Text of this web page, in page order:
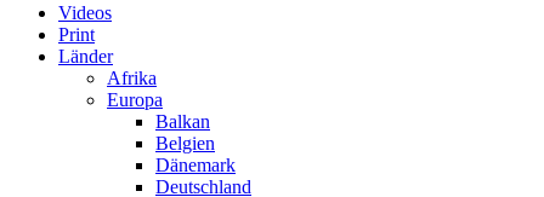
Videos
Print
Länder
Afrika
Europa
Balkan
Belgien
Dänemark
Deutschland